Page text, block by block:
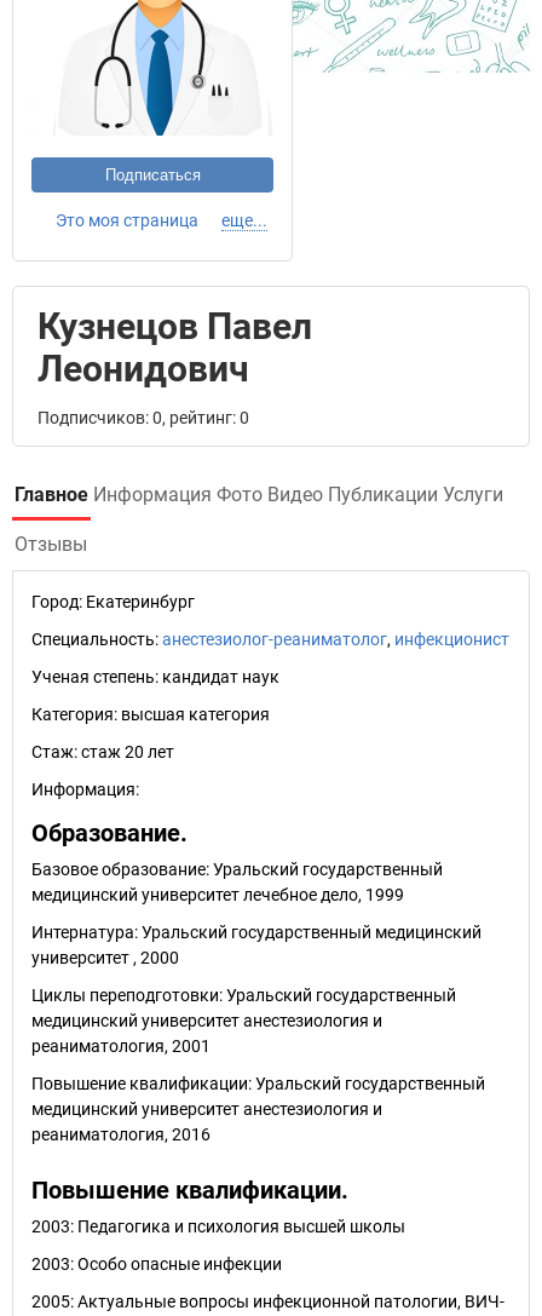
Подписаться
Это моя страница еще...
Кузнецов Павел
Леонидович
Подписчиков: 0, рейтинг: 0
Главное Информация Фото Видео Публикации Услуги
Отзывы
Город: Екатеринбург
Специальность:анестезиолог-реаниматолог, инфекционист
Ученая степень: кандидат наук
Категория: высшая категория
Стаж:стаж 20 лет
Информация:
Образование.
Базовое образование: Уральский государственный
медицинский университет лечебное дело, 1999
Интернатура: Уральский государственный медицинский
университет , 2000
Циклы переподготовки: Уральский государственный
медицинский университет анестезиология и
реаниматология, 2001
Повышение квалификации: Уральский государственный
медицинский университет анестезиология и
реаниматология, 2016
Повышение квалификации.
2003: Педагогика и психология высшей школы
2003: Особо опасные инфекции
2005: Актуальные вопросы инфекционной патологии, ВИЧ-